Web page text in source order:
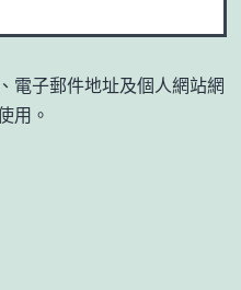
電子郵件地址及個人網站網
用。